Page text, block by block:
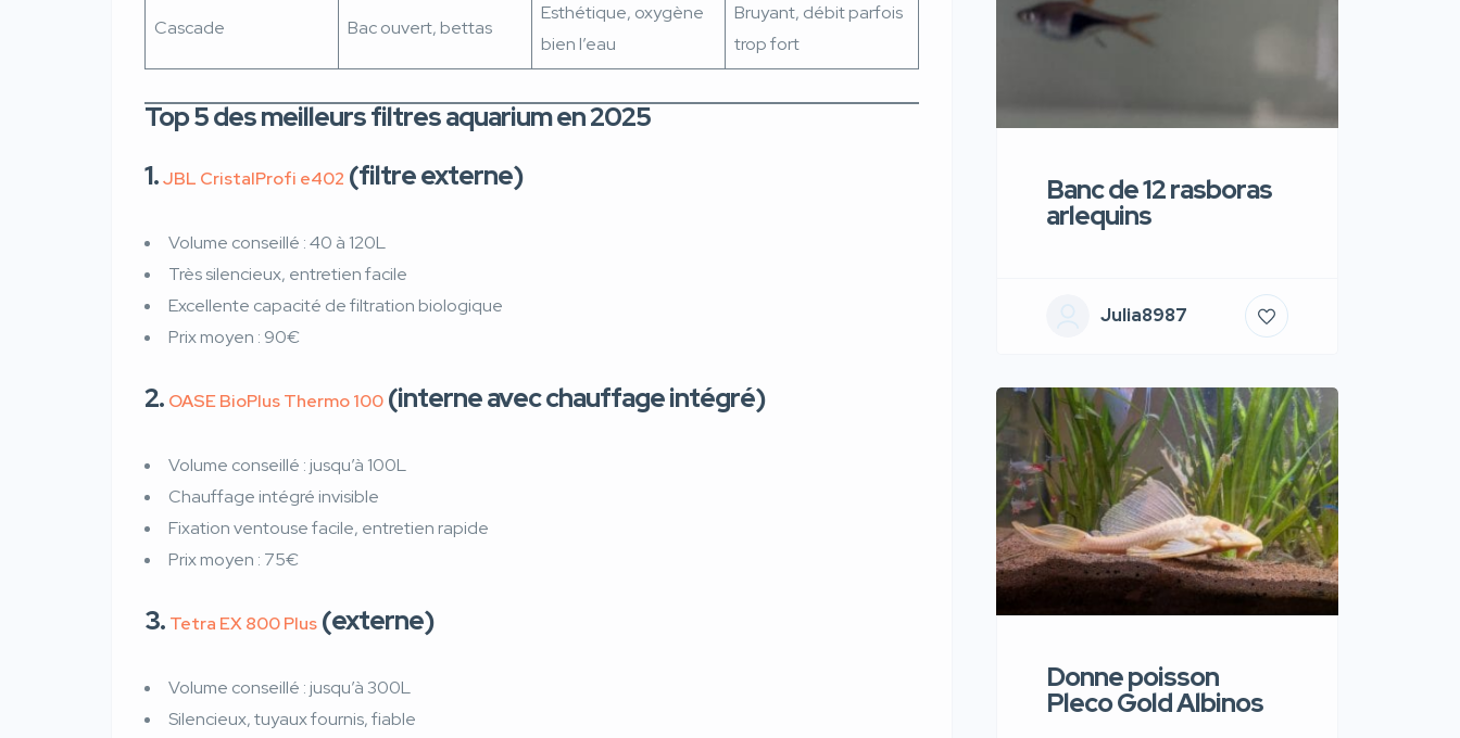
Cascade Bac ouvert, bettas
Esthétique, oxygène
bien l’eau
Bruyant, débit parfois
trop fort
Top 5 des meilleurs filtres aquarium en 2025
1.JBL CristalProfi e402 (filtre externe)
Volume conseillé : 40 à 120L
Très silencieux, entretien facile
Excellente capacité de filtration biologique
Prix moyen : 90€
2. OASE BioPlus Thermo 100 (interne avec chauffage intégré)
Volume conseillé : jusqu’à 100L
Chauffage intégré invisible
Fixation ventouse facile, entretien rapide
Prix moyen : 75€
3. Tetra EX 800 Plus (externe)
Volume conseillé : jusqu’à 300L
Silencieux, tuyaux fournis, fiable
Banc de 12 rasboras
arlequins
Julia8987
Donne poisson
Pleco Gold Albinos